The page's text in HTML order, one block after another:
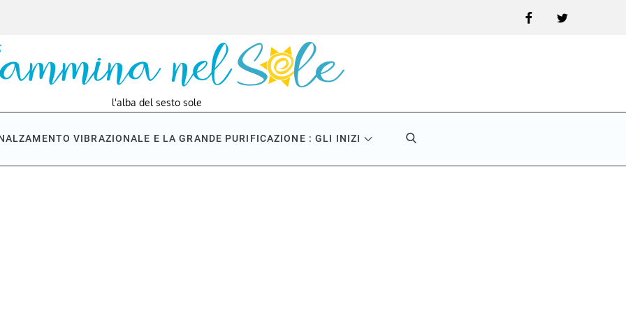
FacebookTwitter
l'alba del sesto sole
VIBRAZIONALE E LA GRANDE PURIFICAZIONE : GLI INIZI